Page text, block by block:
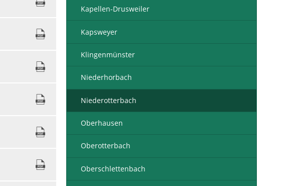
Kapellen-Drusweiler
Kapsweyer
Klingenmünster
Niederhorbach
Niederotterbach
Oberhausen
Oberotterbach
Oberschlettenbach